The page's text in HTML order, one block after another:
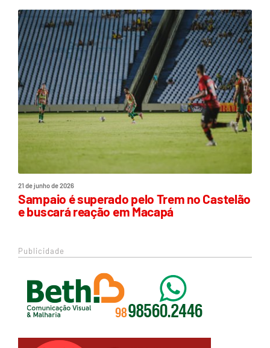
21 de junho de 2026
Sampaio é superado pelo Trem no Castelão
e buscará reação em Macapá
Publicidade